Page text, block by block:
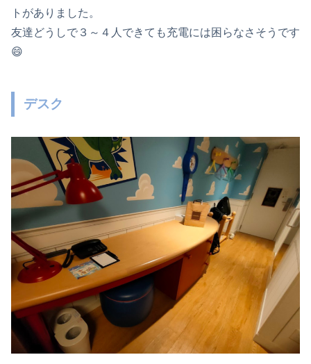
トがありました。
友達どうしで３～４人できても充電には困らなさそうです
😄
デスク